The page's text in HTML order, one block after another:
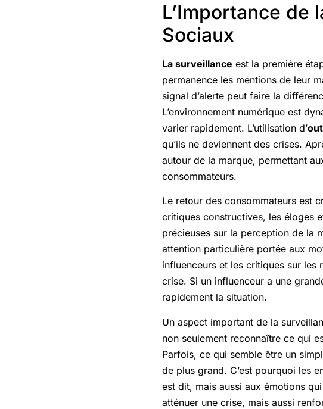
L’Importance de
Sociaux
La surveillance est la première
permanence les mentions de leur
signal d’alerte peut faire la
L’environnement numérique est
varier rapidement. L’utilisation d’
qu’ils ne deviennent des crises.
autour de la marque, permettant
consommateurs.
Le retour des consommateurs est
critiques constructives, les éloges
précieuses sur la perception de la
attention particulière portée aux
influenceurs et les critiques sur les
crise. Si un influenceur a une
rapidement la situation.
Un aspect important de la
non seulement reconnaître ce qui
Parfois, ce qui semble être un
de plus grand. C’est pourquoi les
est dit, mais aussi aux émotions
atténuer une crise, mais aussi